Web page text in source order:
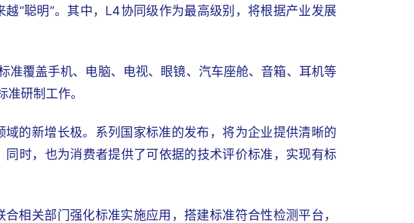
“聪明”。其中，L4协同级作为最高级别，将根据产业发展
准覆盖手机、电脑、电视、眼镜、汽车座舱、音箱、耳机等
研制工作。
的新增长极。系列国家标准的发布，将为企业提供清晰的
时，也为消费者提供了可依据的技术评价标准，实现有标
相关部门强化标准实施应用，搭建标准符合性检测平台，